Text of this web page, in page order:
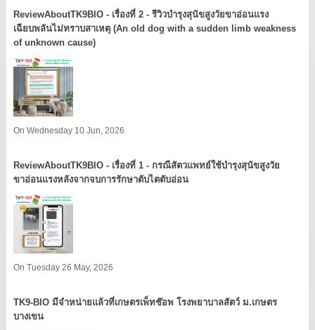
ReviewAboutTK9BIO - เรื่องที่ 2 - รีวิวบำรุงสุนัขสูงวัยขาอ่อนแรง
เฉียบพลันไม่ทราบสาเหตุ (An old dog with a sudden limb weakness
of unknown cause)
On Wednesday 10 Jun, 2026
ReviewAboutTK9BIO - เรื่องที่ 1 - กรณีสัตวแพทย์ใช้บำรุงสุนัขสูงวัย
ขาอ่อนแรงหลังจากจบการรักษาตับไตตับอ่อน
On Tuesday 26 May, 2026
TK9​-BIO มีจำหน่ายแล้วที่เกษตรเพ็ทช๊อพ โรงพยาบาลสัตว์ ม.เกษตร
บางเขน​